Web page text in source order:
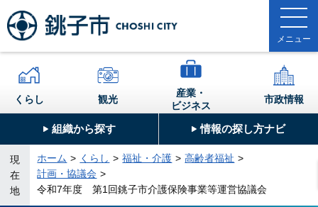
組織から探す 情報の探し方ナビ
くらし 観光
産業・
ビジネス
市政情報
現
在
地
ホーム くらし 福祉・介護
高齢者福祉
計画・協議会
令和7年度 第1回銚子市介護保険事業等運営協議会